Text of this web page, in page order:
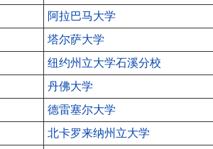
阿拉巴马大学
塔尔萨大学
纽约州立大学石溪分校
丹佛大学
德雷塞尔大学
北卡罗来纳州立大学